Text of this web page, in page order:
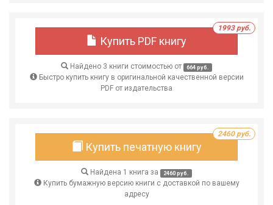
Купить PDF книгу
1993 руб.
Найдено 3 книги стоимостью от 664 руб.
Быстро купить книгу в оригинальной качественной версии
PDF от издательства
Купить печатную книгу
2460 руб.
Найдена 1 книга за 2460 руб.
Купить бумажную версию книги с доставкой по вашему
адресу